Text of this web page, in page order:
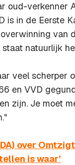
oud-verkenner
is in de Eerste
van
natuurlijk
veel scherper
en VVD
zijn. Je moet
over
is waar’